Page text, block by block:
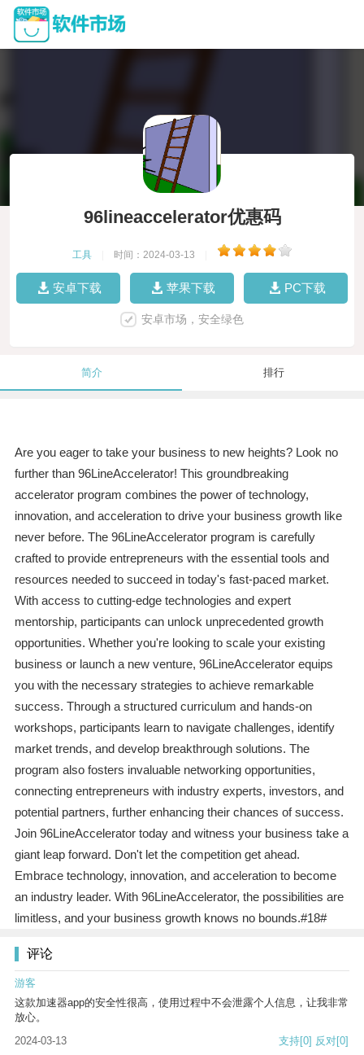
96lineaccelerator优惠码
工具 时间：2024-03-13
安卓下载 苹果下载 PC下载
安卓市场，安全绿色
简介 排行
Are you eager to take your business to new heights? Look no
further than 96LineAccelerator! This groundbreaking
accelerator program combines the power of technology,
innovation, and acceleration to drive your business growth like
never before. The 96LineAccelerator program is carefully
crafted to provide entrepreneurs with the essential tools and
resources needed to succeed in today's fast-paced market.
With access to cutting-edge technologies and expert
mentorship, participants can unlock unprecedented growth
opportunities. Whether you're looking to scale your existing
business or launch a new venture, 96LineAccelerator equips
you with the necessary strategies to achieve remarkable
success. Through a structured curriculum and hands-on
workshops, participants learn to navigate challenges, identify
market trends, and develop breakthrough solutions. The
program also fosters invaluable networking opportunities,
connecting entrepreneurs with industry experts, investors, and
potential partners, further enhancing their chances of success.
Join 96LineAccelerator today and witness your business take a
giant leap forward. Don't let the competition get ahead.
Embrace technology, innovation, and acceleration to become
an industry leader. With 96LineAccelerator, the possibilities are
limitless, and your business growth knows no bounds.#18#
评论
游客
这款加速器app的安全性很高，使用过程中不会泄露个人信息，让我非常
放心。
2024-03-13
支持[0] 反对[0]